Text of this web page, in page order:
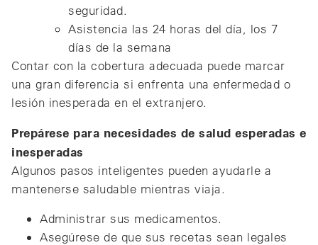
seguridad.
Asistencia las 24 horas del día, los 7
días de la semana
Contar con la cobertura adecuada puede marcar
una gran diferencia si enfrenta una enfermedad o
lesión inesperada en el extranjero.
Prepárese para necesidades de salud esperadas e
inesperadas
Algunos pasos inteligentes pueden ayudarle a
mantenerse saludable mientras viaja.
Administrar sus medicamentos.
Asegúrese de que sus recetas sean legales